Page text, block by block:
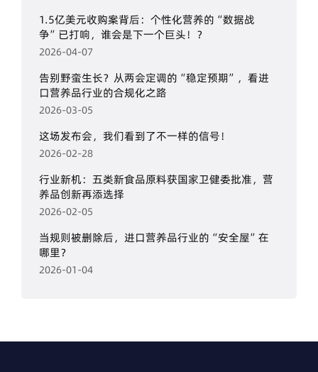
1.5亿美元收购案背后：个性化营养的“数据战
争”已打响，谁会是下一个巨头！？
2026-04-07
告别野蛮生长？从两会定调的“稳定预期”，看进
口营养品行业的合规化之路
2026-03-05
这场发布会，我们看到了不一样的信号！
2026-02-28
行业新机：五类新食品原料获国家卫健委批准，营
养品创新再添选择
2026-02-05
当规则被删除后，进口营养品行业的“安全屋”在
哪里？
2026-01-04